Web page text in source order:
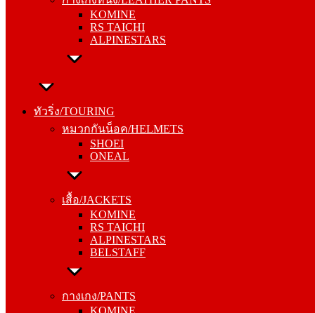
KOMINE
RS TAICHI
ALPINESTARS
ทัวริ่ง/TOURING
หมวกกันน็อค/HELMETS
SHOEI
ONEAL
เสื้อ/JACKETS
KOMINE
RS TAICHI
ALPINESTARS
BELSTAFF
กางเกง/PANTS
KOMINE
ALPINESTARS
ทัวริ่ง/TOURING
SHOEI
ONEAL
เสื้อ/JACKETS
RS TAICHI
ALPINESTARS
BELSTAFF
กางเกง/PANTS
RS TAICHI
ALPINESTARS